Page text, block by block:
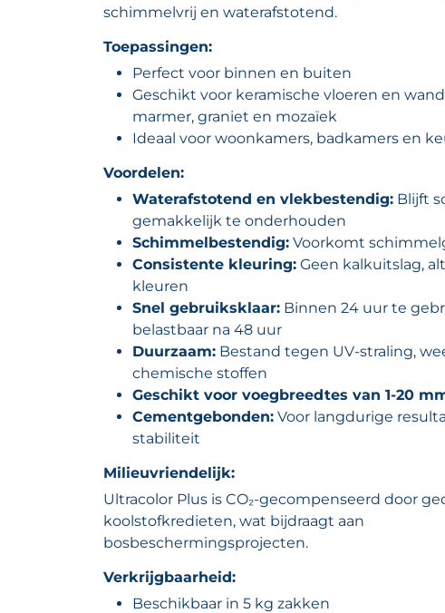
schimmelvrij en waterafstotend.
Toepassingen:
Perfect voor binnen en buiten
Geschikt voor keramische vloeren en
marmer, graniet en mozaïek
Ideaal voor woonkamers, badkamers en
Voordelen:
Waterafstotend en vlekbestendig: Blijft
gemakkelijk te onderhouden
Schimmelbestendig: Voorkomt
Consistente kleuring: Geen kalkuitslag,
kleuren
Snel gebruiksklaar: Binnen 24 uur te
belastbaar na 48 uur
Duurzaam: Bestand tegen UV-straling,
chemische stoffen
Geschikt voor voegbreedtes van 1-20
Cementgebonden: Voor langdurige
stabiliteit
Milieuvriendelijk:
Ultracolor Plus is CO₂-gecompenseerd door
koolstofkredieten, wat bijdraagt aan
bosbeschermingsprojecten.
Verkrijgbaarheid:
Beschikbaar in 5 kg zakken